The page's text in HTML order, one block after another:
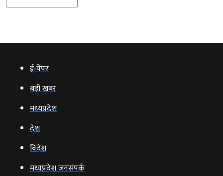
ई‑पेपर
बड़ी खबर
मध्‍यप्रदेश
देश
विदेश
मध्यप्रदेश जनसंपर्क